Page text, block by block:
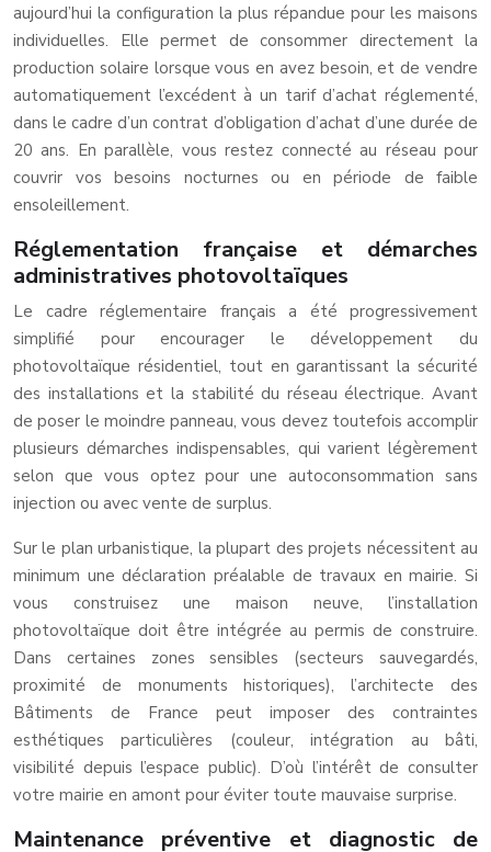
aujourd’hui la configuration la plus répandue pour les maisons
individuelles. Elle permet de consommer directement la
production solaire lorsque vous en avez besoin, et de vendre
automatiquement l’excédent à un tarif d’achat réglementé,
dans le cadre d’un contrat d’obligation d’achat d’une durée de
20 ans. En parallèle, vous restez connecté au réseau pour
couvrir vos besoins nocturnes ou en période de faible
ensoleillement.
Réglementation française et démarches
administratives photovoltaïques
Le cadre réglementaire français a été progressivement
simplifié pour encourager le développement du
photovoltaïque résidentiel, tout en garantissant la sécurité
des installations et la stabilité du réseau électrique. Avant
de poser le moindre panneau, vous devez toutefois accomplir
plusieurs démarches indispensables, qui varient légèrement
selon que vous optez pour une autoconsommation sans
injection ou avec vente de surplus.
Sur le plan urbanistique, la plupart des projets nécessitent au
minimum une déclaration préalable de travaux en mairie. Si
vous construisez une maison neuve, l’installation
photovoltaïque doit être intégrée au permis de construire.
Dans certaines zones sensibles (secteurs sauvegardés,
proximité de monuments historiques), l’architecte des
Bâtiments de France peut imposer des contraintes
esthétiques particulières (couleur, intégration au bâti,
visibilité depuis l’espace public). D’où l’intérêt de consulter
votre mairie en amont pour éviter toute mauvaise surprise.
Maintenance préventive et diagnostic de